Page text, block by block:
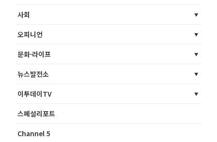
사회
오피니언
문화·라이프
뉴스발전소
이투데이TV
스페셜리포트
Channel 5